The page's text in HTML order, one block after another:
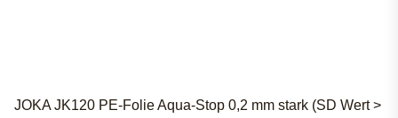
JOKA JK120 PE-Folie Aqua-Stop 0,2 mm stark (SD Wert >